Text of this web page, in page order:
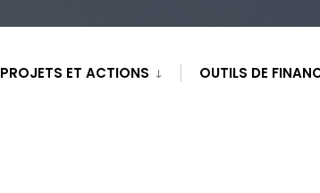
PROJETS ET ACTIONS OUTILS DE